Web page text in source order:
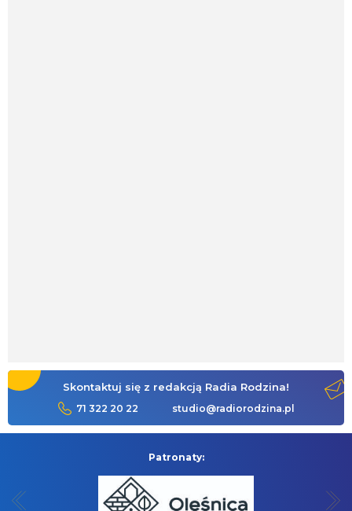
Skontaktuj się z redakcją Radia Rodzina!
71 322 20 22 studio@radiorodzina.pl
Patronaty: